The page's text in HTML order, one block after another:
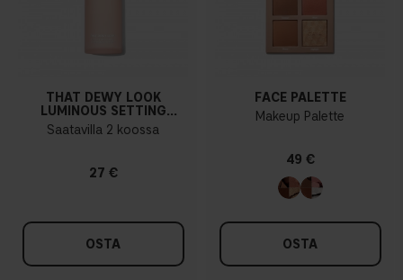
THAT DEWY LOOK
LUMINOUS SETTING
SPRAY
Saatavilla 2 koossa
27 €
OSTA
FACE PALETTE
Makeup Palette
49 €
OSTA